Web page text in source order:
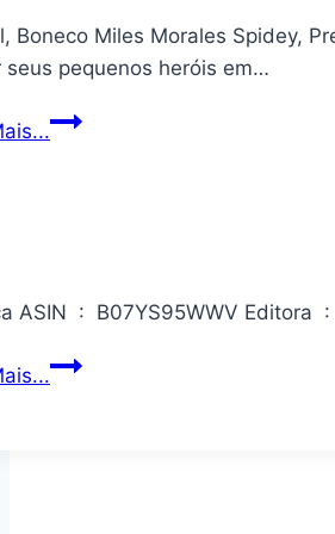
Boneco Miles Morales Spidey,
seus pequenos heróis em…
Marvel,
e
A